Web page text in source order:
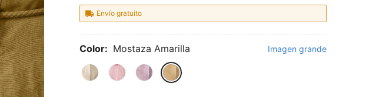
Envío gratuito
Color: Mostaza Amarilla Imagen grande